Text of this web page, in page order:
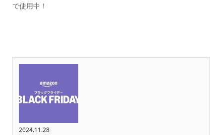
で使用中！
2024.11.28